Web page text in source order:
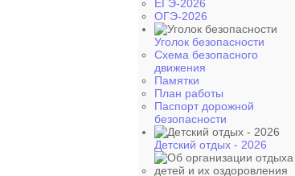
ЕГЭ-2026
ОГЭ-2026
Уголок безопасности
Схема безопасного
движения
Памятки
План работы
Паспорт дорожной
безопасности
Детский отдых - 2026